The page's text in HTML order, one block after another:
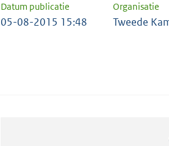
Datum publicatie Organisatie
05-08-2015 15:48 Tweede